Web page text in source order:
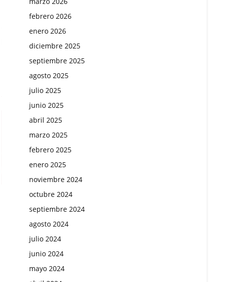
febrero 2026
enero 2026
diciembre 2025
septiembre 2025
agosto 2025
julio 2025
junio 2025
abril 2025
marzo 2025
febrero 2025
enero 2025
noviembre 2024
octubre 2024
septiembre 2024
agosto 2024
julio 2024
junio 2024
mayo 2024